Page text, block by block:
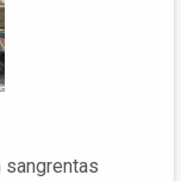
sangrentas